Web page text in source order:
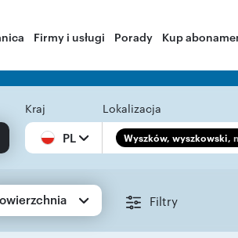
Firmy i usługi Porady Kup
Kraj
PL
Lokalizacja
Wyszków, wyszkowski,
Filtry